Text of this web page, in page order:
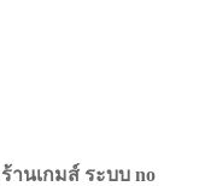
านเกมส์ ระบบ no